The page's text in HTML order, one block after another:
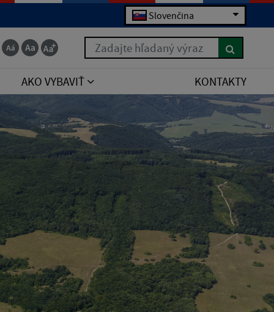
Slovenčina
Zadajte hľadaný výraz
AKO VYBAVIŤ KONTAKTY